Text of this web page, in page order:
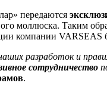
передаются
моллюска. Таким
компании VARSEAS
разработок и
сотрудничество
.